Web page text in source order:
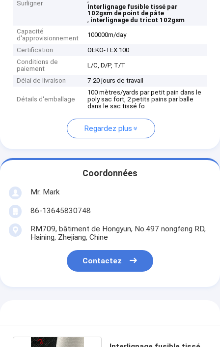
Surligner
Interlignage fusible tissé par
102gsm de point de pâte
, interlignage du tricot 102gsm
Capacité
d'approvisionnement
100000m/day
Certification
OEKO-TEX 100
Conditions de
paiement
L/C, D/P, T/T
Délai de livraison 7-20 jours de travail
Détails d'emballage
100 mètres/yards par petit pain dans le
poly sac fort, 2 petits pains par balle
dans le sac tissé fo
Regardez plus
Coordonnées
Mr. Mark
86-13645830748
RM709, bâtiment de Hongyun, No.497 nongfeng RD,
Haining, Zhejiang, Chine
Contactez